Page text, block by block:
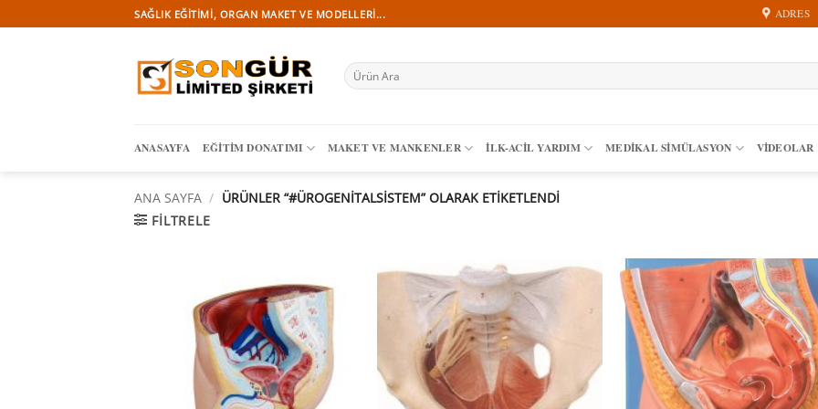
atla
SAĞLIK EĞITIMI, ORGAN MAKET VE MODELLERI... ADRES
Ara:
ANASAYFA EĞITIM DONATIMI MAKET VE MANKENLER İLK-ACIL YARDIM MEDIKAL SIMÜLASYON VİDEOLAR
ANA SAYFA / ÜRÜNLER “#ÜROGENITALSISTEM” OLARAK ETIKETLENDI
FILTRELE